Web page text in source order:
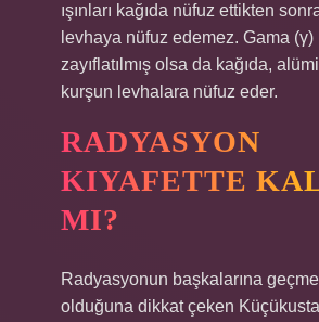
ışınları kağıda nüfuz ettikten
levhaya nüfuz edemez. Gama (γ)
zayıflatılmış olsa da kağıda,
kurşun levhalara nüfuz eder.
RADYASYON
KIYAFETTE
MI?
Radyasyonun başkalarına
olduğuna dikkat çeken